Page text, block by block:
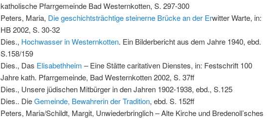
katholische Pfarrgemeinde Bad Westernkotten, S. 297-300
Peters, Maria, Die geschichtsträchtige steinerne Brücke an der Erwitter Warte, in:
HB 2002, S. 30-32
Dies., Hochwasser in Westernkotten. Ein Bilderbericht aus dem Jahre 1940, ebd.
S.158/159
Dies., Das Elisabethheim – Eine Stätte caritativen Dienstes, in: Festschrift 100
Jahre kath. Pfarrgemeinde, Bad Westernkotten 2002, S. 37ff
Dies., Unsere jüdischen Mitbürger in den Jahren 1902-1938, ebd., S.125
Dies.. DieGemeinde, Bewahrerin der Tradition, ebd. S. 152ff
Peters, Maria/Schildt, Margit, Unwiederbringlich – Alte Kirche und Bredenoll’sches